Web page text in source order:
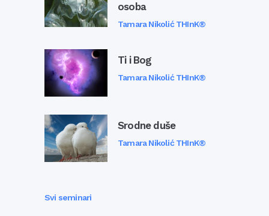
osoba
Tamara Nikolić THInK®
Ti i Bog
Tamara Nikolić THInK®
Srodne duše
Tamara Nikolić THInK®
Svi seminari